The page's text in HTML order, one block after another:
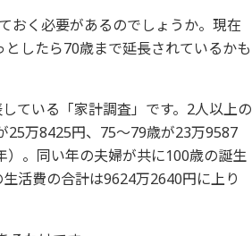
おく必要があるのでしょうか。現在
したら70歳まで延長されているかも
ている「家計調査」です。2人以上の
25万8425円、75～79歳が23万9587
。同い年の夫婦が共に100歳の誕生
活費の合計は9624万2640円に上り